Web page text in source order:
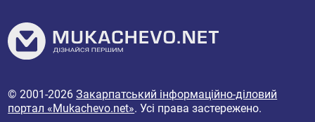
© 2001-2026Закарпатський інформаційно-діловий
портал «Mukachevo.net». Усі права застережено.